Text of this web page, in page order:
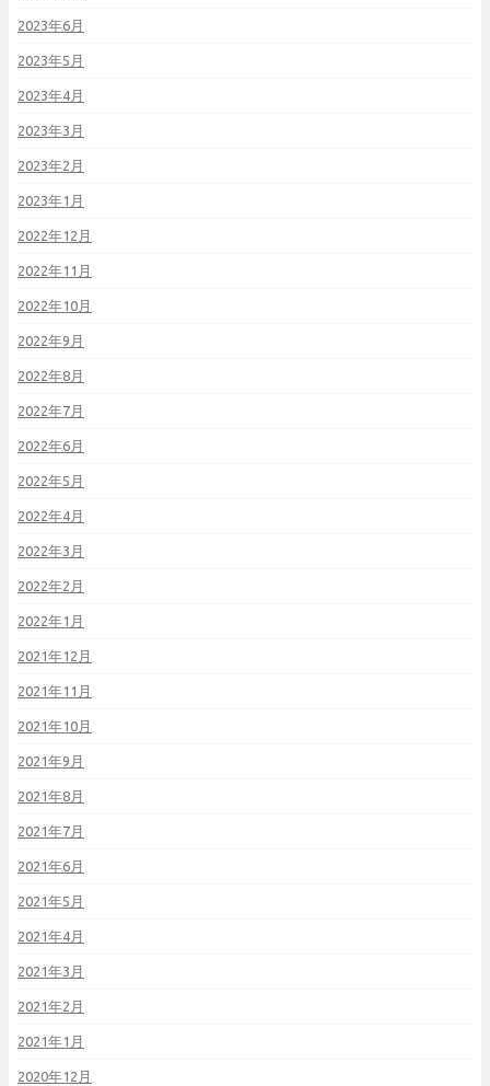
2023年6月
2023年5月
2023年4月
2023年3月
2023年2月
2023年1月
2022年12月
2022年11月
2022年10月
2022年9月
2022年8月
2022年7月
2022年6月
2022年5月
2022年4月
2022年3月
2022年2月
2022年1月
2021年12月
2021年11月
2021年10月
2021年9月
2021年8月
2021年7月
2021年6月
2021年5月
2021年4月
2021年3月
2021年2月
2021年1月
2020年12月